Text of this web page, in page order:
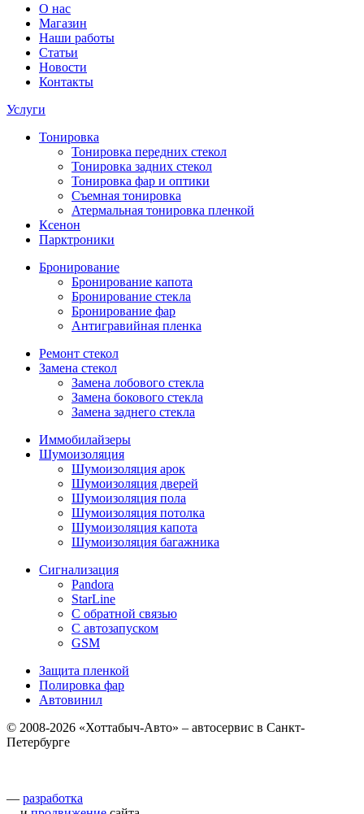
О нас
Магазин
Наши работы
Статьи
Новости
Контакты
Услуги
Тонировка
Тонировка передних стекол
Тонировка задних стекол
Тонировка фар и оптики
Съемная тонировка
Атермальная тонировка пленкой
Ксенон
Парктроники
Бронирование
Бронирование капота
Бронирование стекла
Бронирование фар
Антигравийная пленка
Ремонт стекол
Замена стекол
Замена лобового стекла
Замена бокового стекла
Замена заднего стекла
Иммобилайзеры
Шумоизоляция
Шумоизоляция арок
Шумоизоляция дверей
Шумоизоляция пола
Шумоизоляция потолка
Шумоизоляция капота
Шумоизоляция багажника
Сигнализация
Pandora
StarLine
С обратной связью
С автозапуском
GSM
Защита пленкой
Полировка фар
Автовинил
© 2008-2026 «Хоттабыч-Авто» – автосервис в Санкт-
Петербурге
— разработка